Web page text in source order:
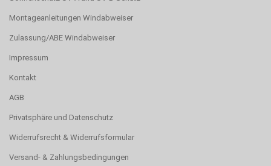
Montageanleitungen Windabweiser
Zulassung/ABE Windabweiser
Impressum
Kontakt
AGB
Privatsphäre und Datenschutz
Widerrufsrecht & Widerrufsformular
Versand- & Zahlungsbedingungen